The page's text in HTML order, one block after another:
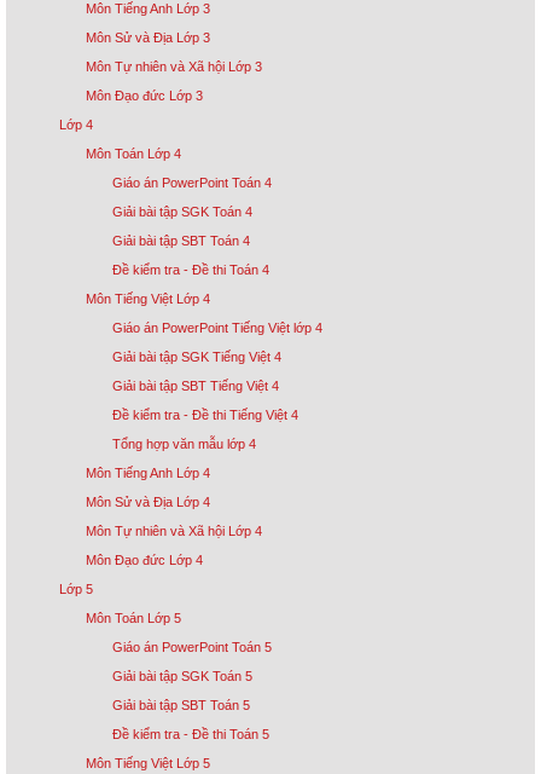
Môn Tiếng Anh Lớp 3
Môn Sử và Địa Lớp 3
Môn Tự nhiên và Xã hội Lớp 3
Môn Đạo đức Lớp 3
Lớp 4
Môn Toán Lớp 4
Giáo án PowerPoint Toán 4
Giải bài tập SGK Toán 4
Giải bài tập SBT Toán 4
Đề kiểm tra - Đề thi Toán 4
Môn Tiếng Việt Lớp 4
Giáo án PowerPoint Tiếng Việt lớp 4
Giải bài tập SGK Tiếng Việt 4
Giải bài tập SBT Tiếng Việt 4
Đề kiểm tra - Đề thi Tiếng Việt 4
Tổng hợp văn mẫu lớp 4
Môn Tiếng Anh Lớp 4
Môn Sử và Địa Lớp 4
Môn Tự nhiên và Xã hội Lớp 4
Môn Đạo đức Lớp 4
Lớp 5
Môn Toán Lớp 5
Giáo án PowerPoint Toán 5
Giải bài tập SGK Toán 5
Giải bài tập SBT Toán 5
Đề kiểm tra - Đề thi Toán 5
Môn Tiếng Việt Lớp 5